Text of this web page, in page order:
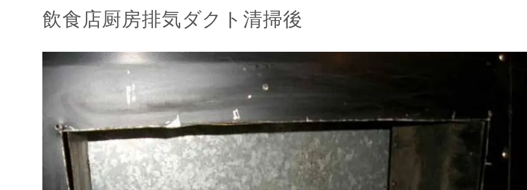
飲食店厨房排気ダクト清掃後